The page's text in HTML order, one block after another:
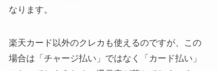
なります。
楽天カード以外のクレカも使えるのですが、この
場合は「チャージ払い」ではなく「カード払い」